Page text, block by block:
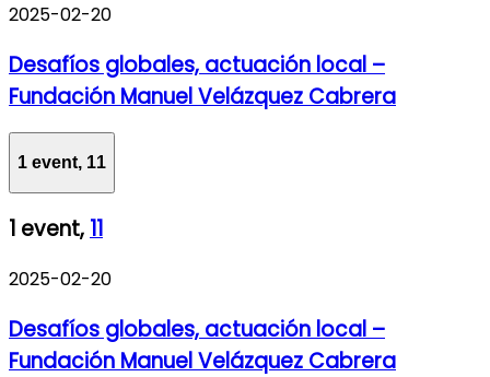
2025-02-20
Desafíos globales, actuación local –
Fundación Manuel Velázquez Cabrera
1 event, 11
1 event, 11
2025-02-20
Desafíos globales, actuación local –
Fundación Manuel Velázquez Cabrera